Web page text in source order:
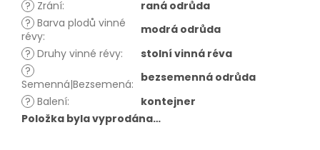
? Zrání:
raná odrůda
? Barva plodů vinné
révy:
modrá odrůda
? Druhy vinné révy:
stolní vinná réva
?
Semenná|Bezsemená: bezsemenná odrůda
? Balení:
kontejner
Položka byla vyprodána…